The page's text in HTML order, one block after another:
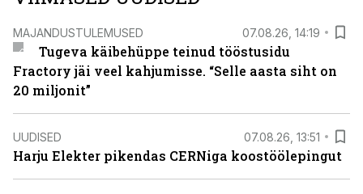
MAJANDUSTULEMUSED 07.08.26, 14:19
Tugeva käibehüppe teinud tööstusidu
Fractory jäi veel kahjumisse. “Selle aasta siht on
20 miljonit”
UUDISED 07.08.26, 13:51
Harju Elekter pikendas CERNiga koostöölepingut